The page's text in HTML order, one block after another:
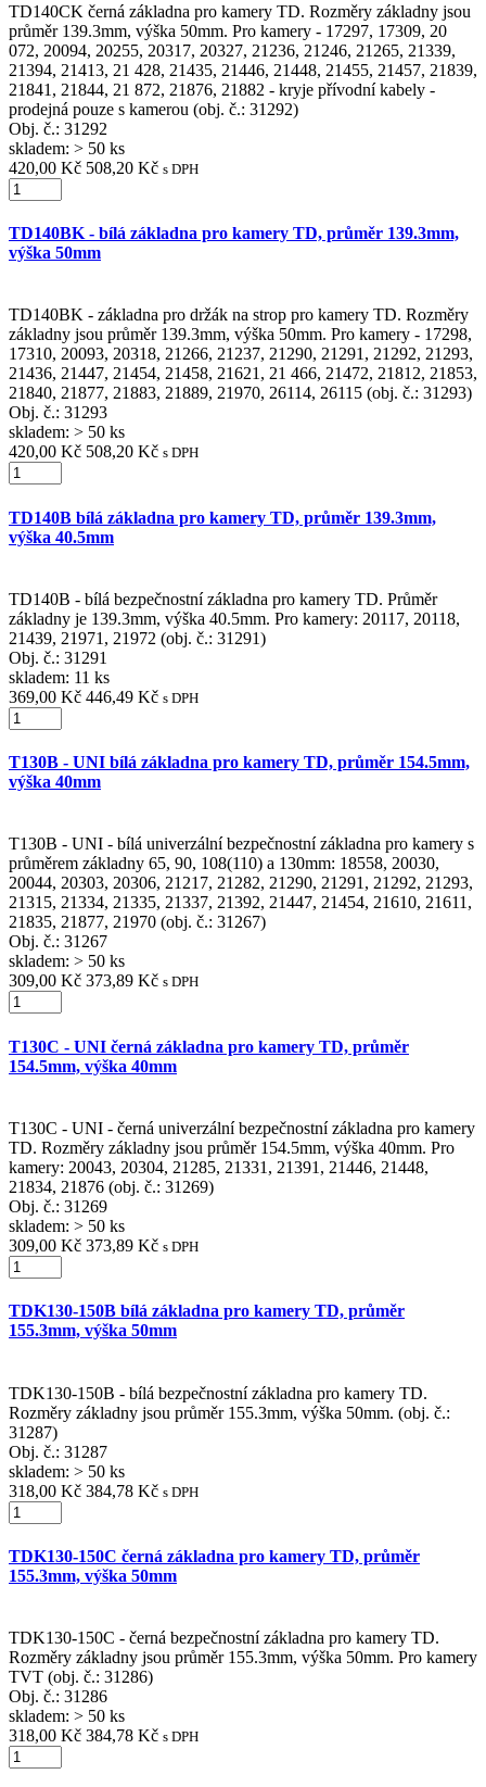
TD140CK černá základna pro kamery TD. Rozměry základny jsou
průměr 139.3mm, výška 50mm. Pro kamery - 17297, 17309, 20
072, 20094, 20255, 20317, 20327, 21236, 21246, 21265, 21339,
21394, 21413, 21 428, 21435, 21446, 21448, 21455, 21457, 21839,
21841, 21844, 21 872, 21876, 21882 - kryje přívodní kabely -
prodejná pouze s kamerou (obj. č.: 31292)
Obj. č.: 31292
skladem: > 50 ks
420,00 Kč 508,20 Kč s DPH
TD140BK - bílá základna pro kamery TD, průměr 139.3mm,
výška 50mm
TD140BK - základna pro držák na strop pro kamery TD. Rozměry
základny jsou průměr 139.3mm, výška 50mm. Pro kamery - 17298,
17310, 20093, 20318, 21266, 21237, 21290, 21291, 21292, 21293,
21436, 21447, 21454, 21458, 21621, 21 466, 21472, 21812, 21853,
21840, 21877, 21883, 21889, 21970, 26114, 26115 (obj. č.: 31293)
Obj. č.: 31293
skladem: > 50 ks
420,00 Kč 508,20 Kč s DPH
TD140B bílá základna pro kamery TD, průměr 139.3mm,
výška 40.5mm
TD140B - bílá bezpečnostní základna pro kamery TD. Průměr
základny je 139.3mm, výška 40.5mm. Pro kamery: 20117, 20118,
21439, 21971, 21972 (obj. č.: 31291)
Obj. č.: 31291
skladem: 11 ks
369,00 Kč 446,49 Kč s DPH
T130B - UNI bílá základna pro kamery TD, průměr 154.5mm,
výška 40mm
T130B - UNI - bílá univerzální bezpečnostní základna pro kamery s
průměrem základny 65, 90, 108(110) a 130mm: 18558, 20030,
20044, 20303, 20306, 21217, 21282, 21290, 21291, 21292, 21293,
21315, 21334, 21335, 21337, 21392, 21447, 21454, 21610, 21611,
21835, 21877, 21970 (obj. č.: 31267)
Obj. č.: 31267
skladem: > 50 ks
309,00 Kč 373,89 Kč s DPH
T130C - UNI černá základna pro kamery TD, průměr
154.5mm, výška 40mm
T130C - UNI - černá univerzální bezpečnostní základna pro kamery
TD. Rozměry základny jsou průměr 154.5mm, výška 40mm. Pro
kamery: 20043, 20304, 21285, 21331, 21391, 21446, 21448,
21834, 21876 (obj. č.: 31269)
Obj. č.: 31269
skladem: > 50 ks
309,00 Kč 373,89 Kč s DPH
TDK130-150B bílá základna pro kamery TD, průměr
155.3mm, výška 50mm
TDK130-150B - bílá bezpečnostní základna pro kamery TD.
Rozměry základny jsou průměr 155.3mm, výška 50mm. (obj. č.:
31287)
Obj. č.: 31287
skladem: > 50 ks
318,00 Kč 384,78 Kč s DPH
TDK130-150C černá základna pro kamery TD, průměr
155.3mm, výška 50mm
TDK130-150C - černá bezpečnostní základna pro kamery TD.
Rozměry základny jsou průměr 155.3mm, výška 50mm. Pro kamery
TVT (obj. č.: 31286)
Obj. č.: 31286
skladem: > 50 ks
318,00 Kč 384,78 Kč s DPH